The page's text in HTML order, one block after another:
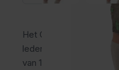
Het Gaudi Groen
lederhose outfit voor
van 100% rundleer met